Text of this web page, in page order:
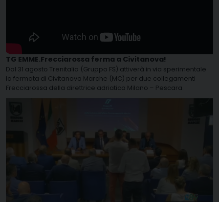
TG EMME.Frecciarossa ferma a Civitanova!
Dal 31 agosto Trenitalia (Gruppo FS) attiverà in via sperimentale
la fermata di Civitanova Marche (MC) per due collegamenti
Frecciarossa della direttrice adriatica Milano – Pescara.